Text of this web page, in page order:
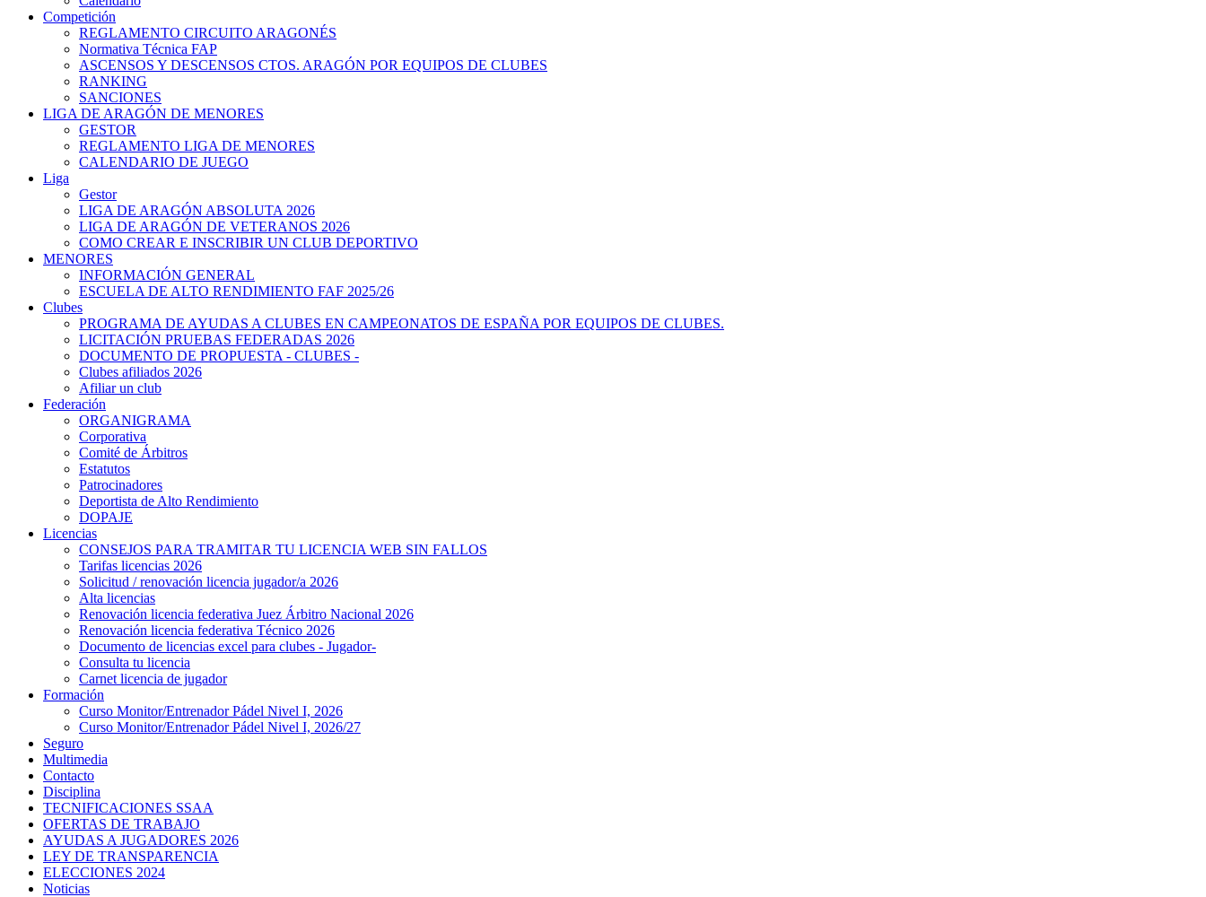
Competición
REGLAMENTO CIRCUITO ARAGONÉS
Normativa Técnica FAP
ASCENSOS Y DESCENSOS CTOS. ARAGÓN POR EQUIPOS DE CLUBES
RANKING
SANCIONES
LIGA DE ARAGÓN DE MENORES
GESTOR
REGLAMENTO LIGA DE MENORES
CALENDARIO DE JUEGO
Liga
Gestor
LIGA DE ARAGÓN ABSOLUTA 2026
LIGA DE ARAGÓN DE VETERANOS 2026
COMO CREAR E INSCRIBIR UN CLUB DEPORTIVO
MENORES
INFORMACIÓN GENERAL
ESCUELA DE ALTO RENDIMIENTO FAF 2025/26
Clubes
PROGRAMA DE AYUDAS A CLUBES EN CAMPEONATOS DE ESPAÑA POR EQUIPOS DE CLUBES.
LICITACIÓN PRUEBAS FEDERADAS 2026
DOCUMENTO DE PROPUESTA - CLUBES -
Clubes afiliados 2026
Afiliar un club
Federación
ORGANIGRAMA
Corporativa
Comité de Árbitros
Estatutos
Patrocinadores
Deportista de Alto Rendimiento
DOPAJE
Licencias
CONSEJOS PARA TRAMITAR TU LICENCIA WEB SIN FALLOS
Tarifas licencias 2026
Solicitud / renovación licencia jugador/a 2026
Alta licencias
Renovación licencia federativa Juez Árbitro Nacional 2026
Renovación licencia federativa Técnico 2026
Documento de licencias excel para clubes - Jugador-
Consulta tu licencia
Carnet licencia de jugador
Formación
Curso Monitor/Entrenador Pádel Nivel I, 2026
Curso Monitor/Entrenador Pádel Nivel I, 2026/27
Seguro
Multimedia
Contacto
Disciplina
TECNIFICACIONES SSAA
OFERTAS DE TRABAJO
AYUDAS A JUGADORES 2026
LEY DE TRANSPARENCIA
ELECCIONES 2024
Noticias